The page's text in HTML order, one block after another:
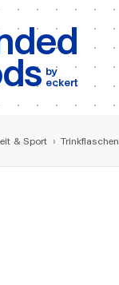
by
eckert
& Sport › Trinkflaschen